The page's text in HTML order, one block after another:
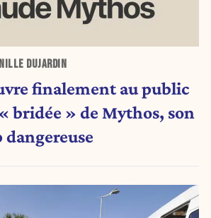
DUJARDIN
finalement au public
bridée » de Mythos, son